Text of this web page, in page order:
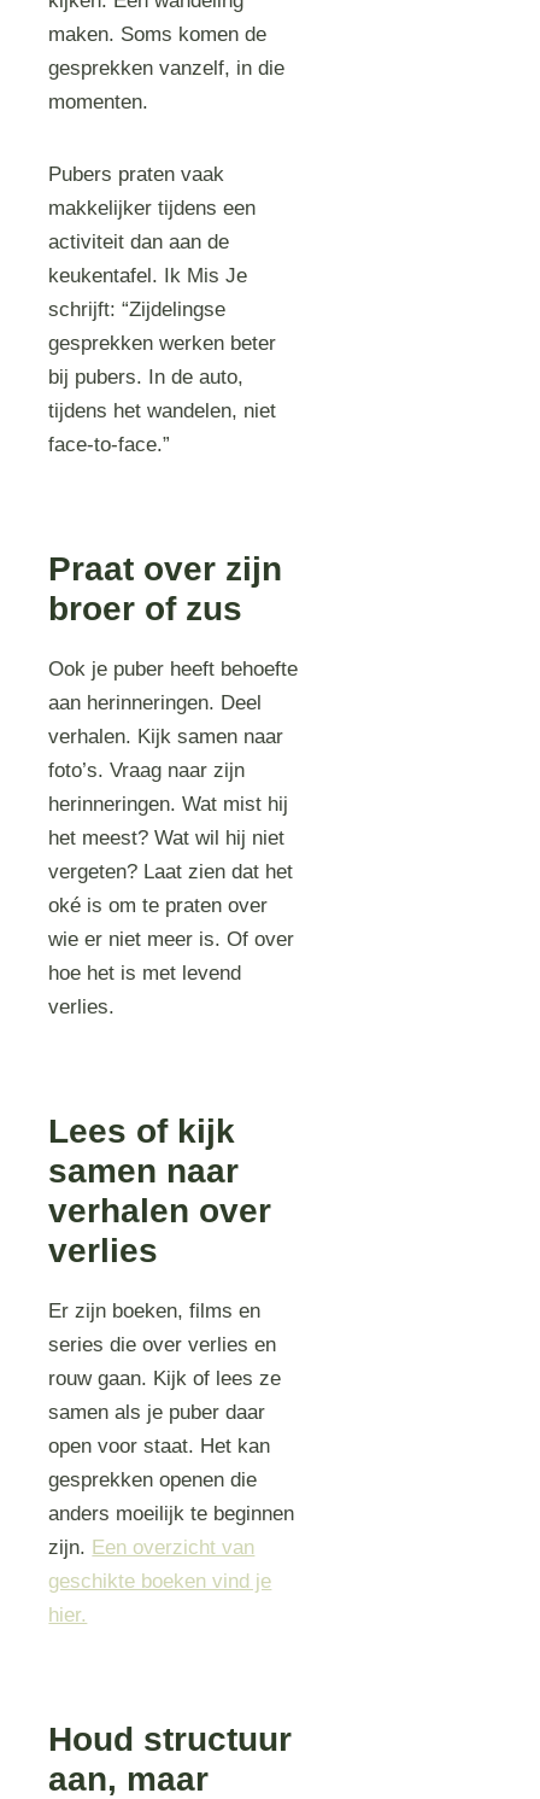
maken. Soms komen de
gesprekken vanzelf, in die
momenten.
Pubers praten vaak
makkelijker tijdens een
activiteit dan aan de
keukentafel. Ik Mis Je
schrijft: “Zijdelingse
gesprekken werken beter
bij pubers. In de auto,
tijdens het wandelen, niet
face-to-face.”
Praat over zijn
broer of zus
Ook je puber heeft behoefte
aan herinneringen. Deel
verhalen. Kijk samen naar
foto’s. Vraag naar zijn
herinneringen. Wat mist hij
het meest? Wat wil hij niet
vergeten? Laat zien dat het
oké is om te praten over
wie er niet meer is. Of over
hoe het is met levend
verlies.
Lees of kijk
samen naar
verhalen over
verlies
Er zijn boeken, films en
series die over verlies en
rouw gaan. Kijk of lees ze
samen als je puber daar
open voor staat. Het kan
gesprekken openen die
anders moeilijk te beginnen
zijn. Een overzicht van
geschikte boeken vind je
hier.
Houd structuur
aan, maar